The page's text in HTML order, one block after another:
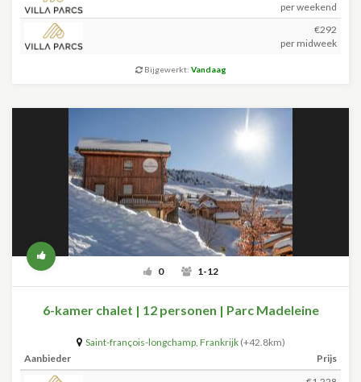
per weekend
€292
per midweek
Bijgewerkt: Vandaag
0 1-12
6-kamer chalet | 12 personen | Parc Madeleine
Saint-françois-longchamp, Frankrijk (+42.8km)
Aanbieder
Prijs